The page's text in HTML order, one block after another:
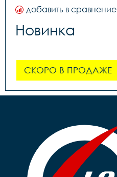
добавить в сравнение
Новинка
СКОРО В ПРОДАЖЕ